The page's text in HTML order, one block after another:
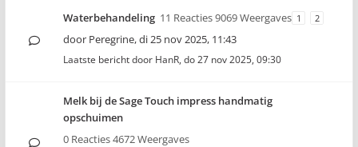
Waterbehandeling 11 Reacties 9069 Weergaves 1 2
door Peregrine,di 25 nov 2025, 11:43
Laatste bericht door HanR, do 27 nov 2025, 09:30
Melk bij de Sage Touch impress handmatig
opschuimen
0 Reacties 4672 Weergaves